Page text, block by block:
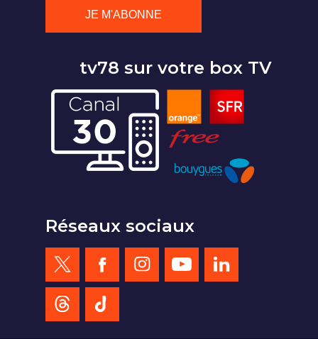
tv78 sur votre box TV
Réseaux sociaux